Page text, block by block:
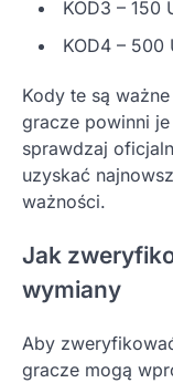
KOD3 – 150
KOD4 – 500
Kody te są
gracze powinni
sprawdzaj
uzyskać
ważności.
Jak
wymiany
Aby
gracze mogą